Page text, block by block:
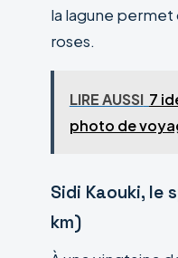
la lagune permet
roses.
LIRE AUSSI 7
photo de
Sidi Kaouki, le
km)